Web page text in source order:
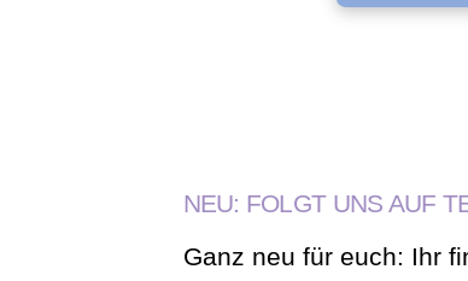
NEU: FOLGT UNS AUF
Ganz neu für euch: Ihr